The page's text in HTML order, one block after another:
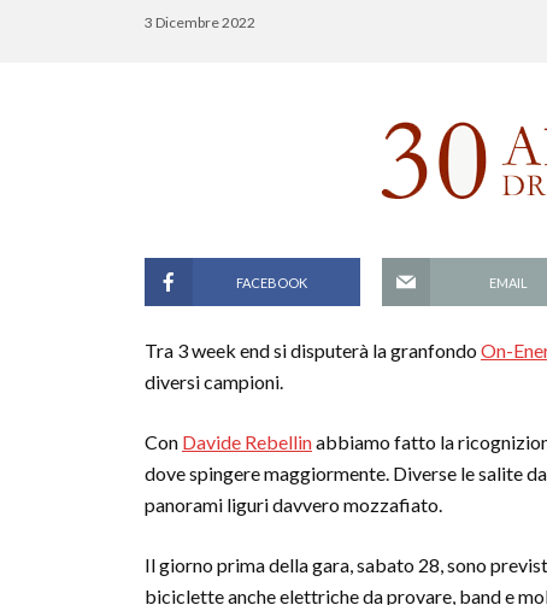
3 Dicembre 2022
FACEBOOK EMAIL
Tra 3 week end si disputerà la granfondoOn-
diversi campioni.
Con Davide Rebellinabbiamo fatto la
dove spingere maggiormente. Diverse le salite
panorami liguri davvero mozzafiato.
Il giorno prima della gara, sabato 28, sono
biciclette anche elettriche da provare, band e